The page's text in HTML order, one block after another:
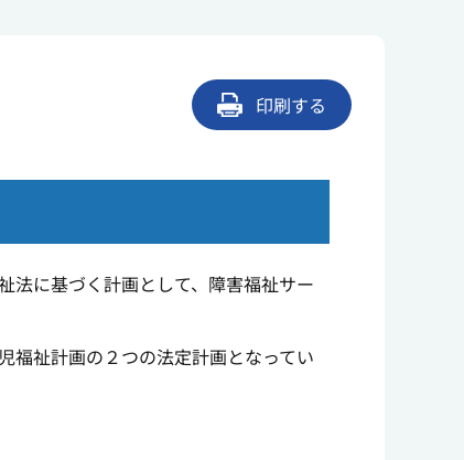
印刷する
法に基づく計画として、障害福祉サー
福祉計画の２つの法定計画となってい